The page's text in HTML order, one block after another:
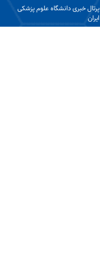
پرتال خبری دانشگاه علوم پزشکی
ایران